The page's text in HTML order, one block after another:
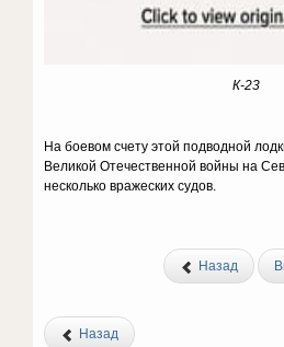
К-23
На боевом счету этой подводной
Великой Отечественной войны на
несколько вражеских судов.
Назад
Назад